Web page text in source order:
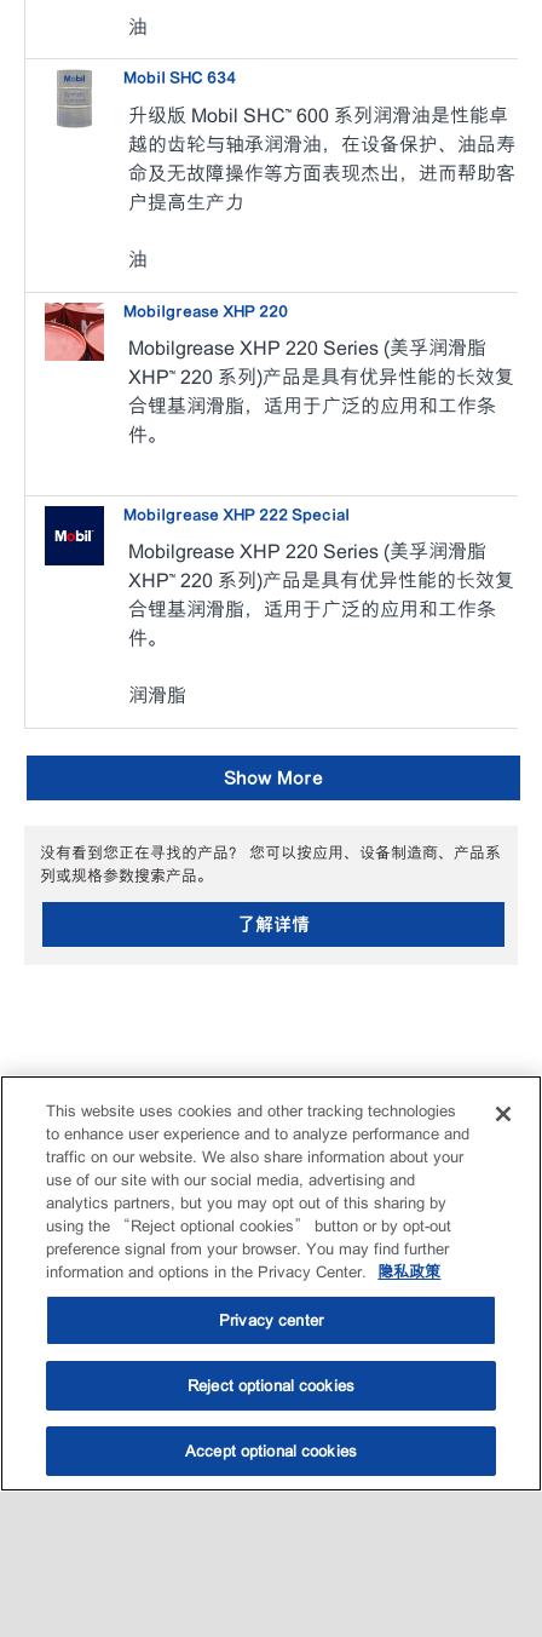
选油助手 查找门店
油
Mobil SHC 634
升级版 Mobil SHC™ 600 系列润滑油是性能卓
越的齿轮与轴承润滑油，在设备保护、油品寿
命及无故障操作等方面表现杰出，进而帮助客
户提高生产力
油
Mobilgrease XHP 220
Mobilgrease XHP 220 Series (美孚润滑脂
XHP™ 220 系列)产品是具有优异性能的长效复
合锂基润滑脂，适用于广泛的应用和工作条
件。
Mobilgrease XHP 222 Special
Mobilgrease XHP 220 Series (美孚润滑脂
XHP™ 220 系列)产品是具有优异性能的长效复
合锂基润滑脂，适用于广泛的应用和工作条
件。
润滑脂
Show More
没有看到您正在寻找的产品？ 您可以按应用、设备制造商、产品系
列或规格参数搜索产品。
了解详情
This website uses cookies and other tracking technologies
to enhance user experience and to analyze performance and
traffic on our website. We also share information about your
use of our site with our social media, advertising and
analytics partners, but you may opt out of this sharing by
using the “Reject optional cookies” button or by opt-out
preference signal from your browser. You may find further
information and options in the Privacy Center.
隐私政策
Privacy center
Reject optional cookies
Accept optional cookies